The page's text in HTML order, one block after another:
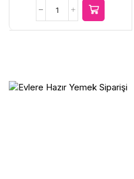
1.600,00 TL.
Kabak